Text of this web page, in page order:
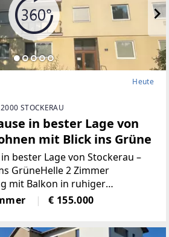
Heute
STOCKERAU
in bester Lage von
mit Blick ins Grüne
bester Lage von Stockerau –
GrüneHelle 2 Zimmer
mit Balkon in ruhiger
überzeugen nicht
sondern vor allem durch ihre
€ 155.000